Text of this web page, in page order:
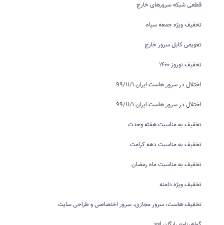
قطعی شبکه سرورهای خارج
تخفیف ویژه جمعه سیاه
تعویض کابل سرور خارج
تخفیف نوروز 1400
اختلال در سرور هاست ایران 99/11/1
اختلال در سرور هاست ایران 99/11/1
تخفیف به مناسبت هفته وحدت
تخفیف به مناسبت دهه کرامت
تخفیف به مناسبت ماه رمضان
تخفیف ویژه دامنه
تخفیف هاست، سرور مجازی، سرور اختصاصی و طراحی سایت